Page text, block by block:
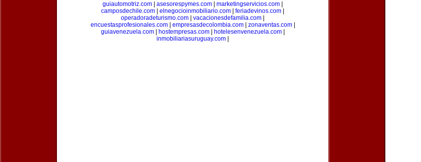
guiautomotriz.com
asesorespymes.com marketingservicios.com
camposdechile.com
elnegocioinmobiliario.com feriadevinos.com
operadoradeturismo.com
vacacionesdefamilia.com
encuestasprofesionales.com| empresasdecolombia.com| zonaventas.com|
guiavenezuela.com| hostempresas.com| hotelesenvenezuela.com|
inmobiliariasuruguay.com